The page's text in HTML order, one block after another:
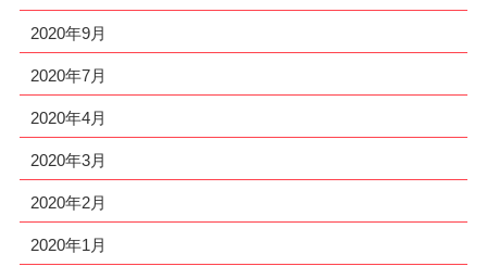
2020年9月
2020年7月
2020年4月
2020年3月
2020年2月
2020年1月